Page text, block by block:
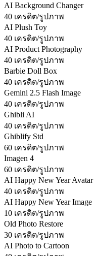
AI Background Changer
40 เครดิต/รูปภาพ
AI Plush Toy
40 เครดิต/รูปภาพ
AI Product Photography
40 เครดิต/รูปภาพ
Barbie Doll Box
40 เครดิต/รูปภาพ
Gemini 2.5 Flash Image
40 เครดิต/รูปภาพ
Ghibli AI
40 เครดิต/รูปภาพ
Ghiblify Std
60 เครดิต/รูปภาพ
Imagen 4
60 เครดิต/รูปภาพ
AI Happy New Year Avatar
40 เครดิต/รูปภาพ
AI Happy New Year Image
10 เครดิต/รูปภาพ
Old Photo Restore
30 เครดิต/รูปภาพ
AI Photo to Cartoon